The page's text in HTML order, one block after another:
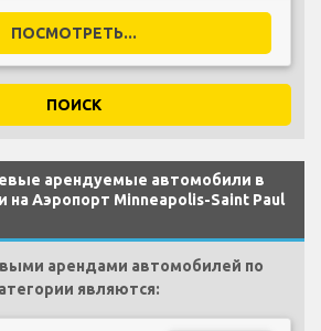
ПОСМОТРЕТЬ...
ПОИСК
арендуемые автомобили в
на Аэропорт Minneapolis-Saint Paul
арендами автомобилей по
являются: